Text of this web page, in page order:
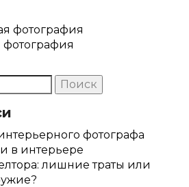
фотография
фотографа
в интерьере
лишние траты или